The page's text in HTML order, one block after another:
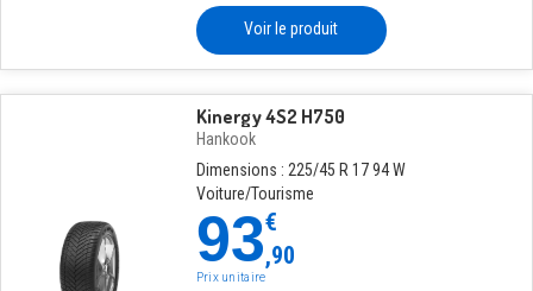
Voir le produit
Kinergy 4S2 H750
Hankook
Dimensions : 225/45 R 17 94 W
Voiture/Tourisme
93€
,90
Prix unitaire